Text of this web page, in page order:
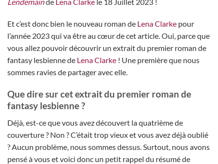
Et c’est donc bien le nouveau roman de Lena Clarke pour
l’année 2023 qui va être au cœur de cet article. Oui, parce que
vous allez pouvoir découvrir un extrait du premier roman de
fantasy lesbienne de Lena Clarke ! Une première que nous
sommes ravies de partager avec elle.
Que dire sur cet extrait du premier roman de
fantasy lesbienne ?
Déjà, est-ce que vous avez découvert la quatrième de
couverture ? Non ? C’était trop vieux et vous avez déjà oublié
? Aucun problème, nous sommes dessus. Surtout, nous avons
pensé à vous et voici donc un petit rappel du résumé de